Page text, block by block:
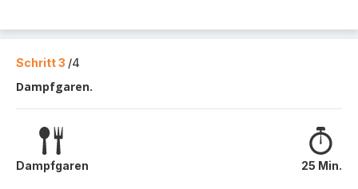
Schritt 3 /4
Dampfgaren.
Dampfgaren 25 Min.